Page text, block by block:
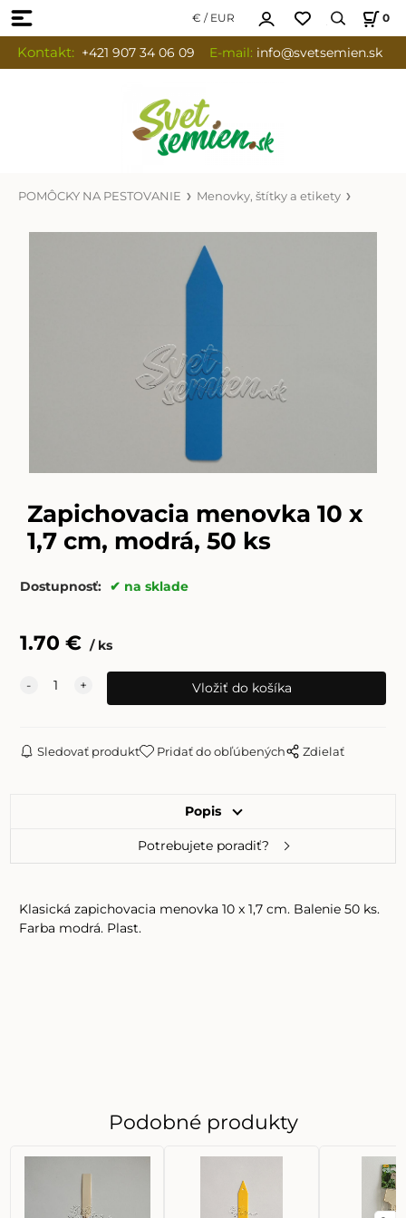
€ / EUR 0
Kontakt:+421 907 34 06 09 E-mail: info@svetsemien.sk
POMÔCKY NA PESTOVANIE Menovky, štítky a etikety
Zapichovacia menovka 10 x
1,7 cm, modrá, 50 ks
Dostupnosť: na sklade
1.70 € ks
Sledovať produkt Pridať do obľúbených Zdielať
Popis
Potrebujete poradiť?
Klasická zapichovacia menovka 10 x 1,7 cm. Balenie 50 ks.
Farba modrá. Plast.
Podobné produkty